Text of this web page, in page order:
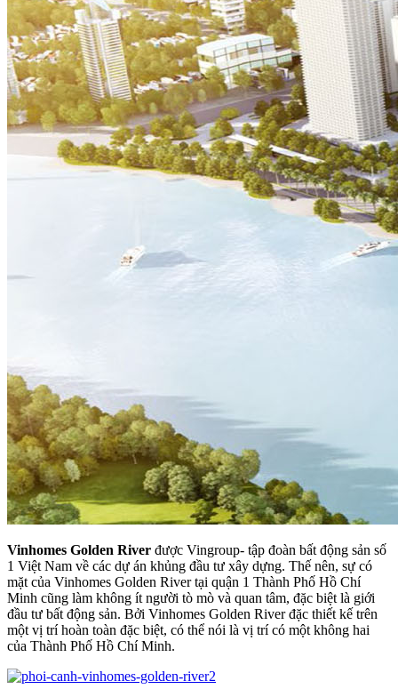
Vinhomes Golden River được Vingroup- tập đoàn bất động sản số
1 Việt Nam về các dự án khủng đầu tư xây dựng. Thế nên, sự có
mặt của Vinhomes Golden River tại quận 1 Thành Phố Hồ Chí
Minh cũng làm không ít người tò mò và quan tâm, đặc biệt là giới
đầu tư bất động sản. Bởi Vinhomes Golden River đặc thiết kế trên
một vị trí hoàn toàn đặc biệt, có thể nói là vị trí có một không hai
của Thành Phố Hồ Chí Minh.